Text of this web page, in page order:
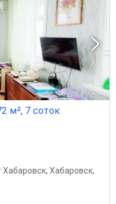
м², 7 соток
Хабаровск, Хабаровск,